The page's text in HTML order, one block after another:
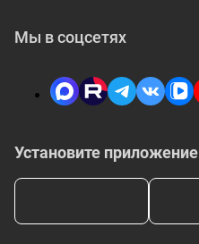
Установите приложение
Мы в соцсетях